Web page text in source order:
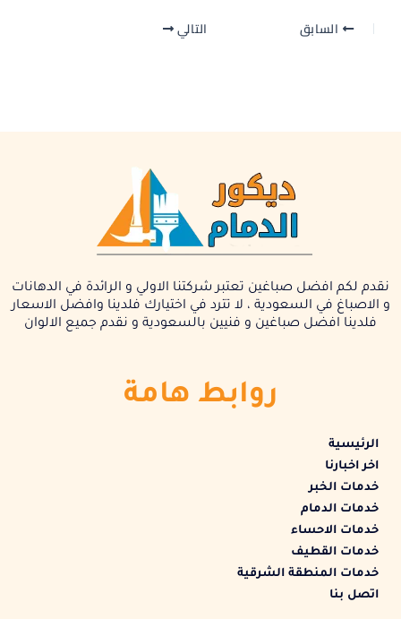
السابق التالي
نقدم لكم افضل صباغين تعتبر شركتنا الاولي و الرائدة في الدهانات
و الاصباغ في السعودية ، لا تترد في اختيارك فلدينا وافضل الاسعار
فلدينا افضل صباغين و فنيين بالسعودية و نقدم جميع الالوان
روابط هامة
الرئيسية
اخر اخبارنا
خدمات الخبر
خدمات الدمام
خدمات الاحساء
خدمات القطيف
خدمات المنطقة الشرقية
اتصل بنا